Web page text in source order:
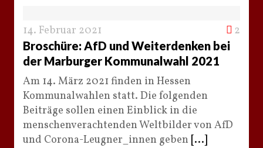
14. Februar 2021 2
Broschüre: AfD und Weiterdenken bei
der Marburger Kommunalwahl 2021
Am 14. März 2021 finden in Hessen
Kommunalwahlen statt. Die folgenden
Beiträge sollen einen Einblick in die
menschenverachtenden Weltbilder von AfD
und Corona-Leugner_innen geben [...]